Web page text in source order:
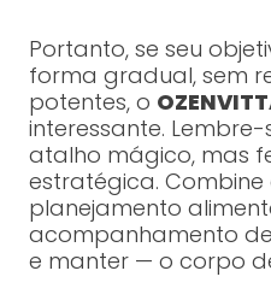
Portanto, se seu
forma gradual, sem
potentes, o
interessante.
atalho mágico, mas
estratégica. Combine
planejamento
acompanhamento
e manter — o corpo